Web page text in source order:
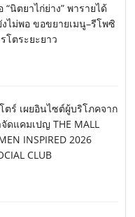
“นิตยาไก่ย่าง” พารายได้
ไม่พอ ขอขยายเมนู–รีโพซิ
โตระยะยาว
ตร์ เผยอินไซต์ผู้บริโภคจาก
ดแคมเปญ THE MALL
INSPIRED 2026
CLUB